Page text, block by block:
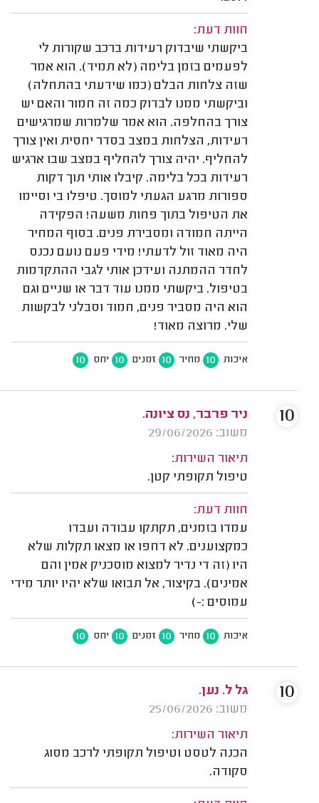
חוות דעת:
ביקשתי שיבדוק רעידות ברכב שקורות לי
לפעמים בזמן בלימה (לא תמיד). הוא אמר
שזה צלחות הבלם (כמו שידעתי בהתחלה)
וביקשתי ממנו לבדוק כמה זה חמור והאם יש
צורך בהחלפה. הוא אמר שלמרות שמרגישים
רעידות, הצלחות במצב בסדר יחסית ואין צורך
להחליף. יהיה צורך להחליף במצב שבו ארגיש
רעידות בכל בלימה. קיבלו אותי תוך דקות
ספורות מרגע הגעתי למוסך. טיפלו בי וסיימו
את הטיפול בתוך פחות משעה! הפקידה
הייתה חמודה ומסבירת פנים. בסוף המחיר
היה מאוד זול לדעתי! מידי פעם נועם נכנס
לחדר ההמתנה ועידכן אותי לגבי ההתקדמות
בטיפול. ביקשתי ממנו עוד דבר או שניים וגם
הוא היה מסביר פנים, חמוד וסבלני לבקשות
שלי. מרוצה מאוד!
איכות 10 מחיר 10 זמנים 10 יחס 10
ניר פרבר, נס ציונה.
משוב: 29/06/2026
תיאור השירות:
טיפול תקופתי קטן.
חוות דעת:
עמדו בזמנים, תקתקו עבודה ועבדו
כמקצוענים. לא דחפו או מצאו תקלות שלא
היו (זה די נדיר למצוא מוסכניק אמין והם
אמינים). בקיצור, אל תבואו שלא יהיו יותר מידי
עמוסים :-)
איכות 10 מחיר 10 זמנים 10 יחס 10
10
גל ל. נען.
משוב: 25/06/2026
תיאור השירות:
הכנה לטסט וטיפול תקופתי לרכב מסוג
סקודה.
10